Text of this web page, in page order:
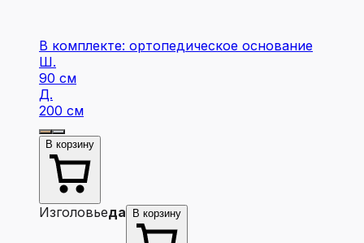
В комплекте: ортопедическое основание
Ш.
90 см
Д.
200 см
В корзину
Изголовьеда В корзину